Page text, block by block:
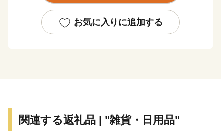
にハマッてます）を合言葉に、魅力あふれるまちづくり
をすすめています。
お気に入りに追加する
関連する返礼品 | "雑貨・日用品"